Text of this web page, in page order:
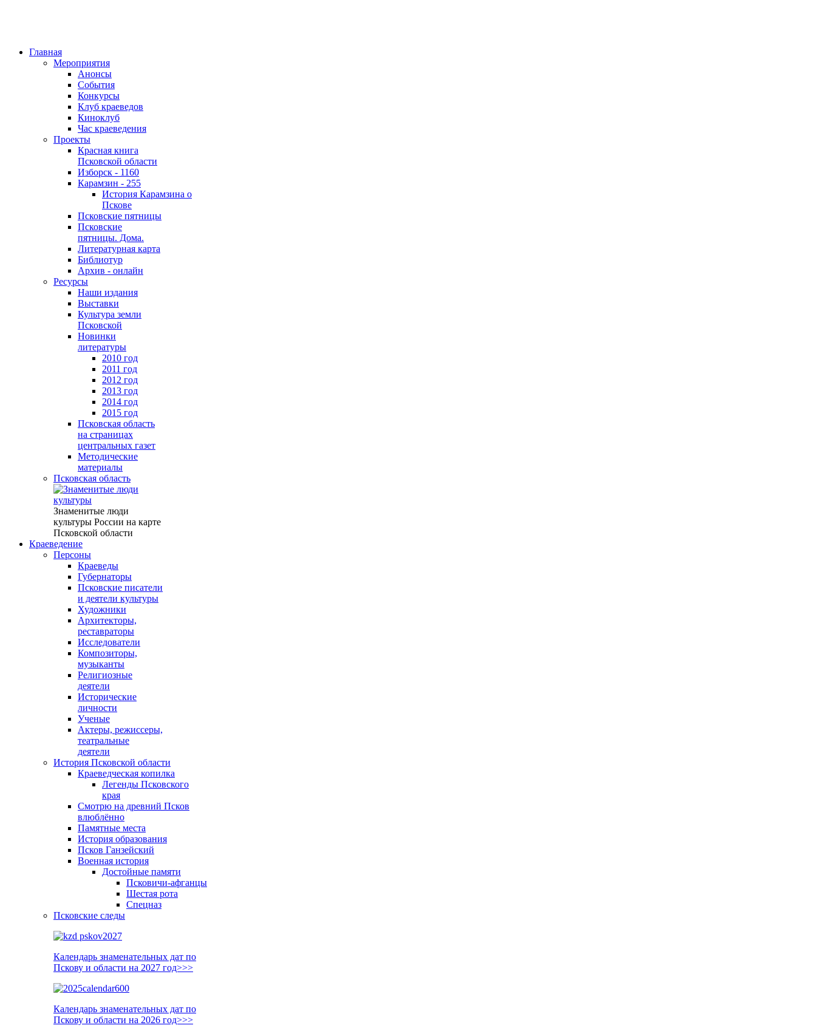
Главная
Мероприятия
Анонсы
События
Конкурсы
Клуб краеведов
Киноклуб
Час краеведения
Проекты
Красная книга
Псковской области
Изборск - 1160
Карамзин - 255
История Карамзина о
Пскове
Псковские пятницы
Псковские
пятницы. Дома.
Литературная карта
Библиотур
Архив - онлайн
Ресурсы
Наши издания
Выставки
Культура земли
Псковской
Новинки
литературы
2010 год
2011 год
2012 год
2013 год
2014 год
2015 год
Псковская область
на страницах
центральных газет
Методические
материалы
Псковская область
Знаменитые люди
культуры России на карте
Псковской области
Краеведение
Персоны
Краеведы
Губернаторы
Псковские писатели
и деятели культуры
Художники
Архитекторы,
реставраторы
Исследователи
Композиторы,
музыканты
Религиозные
деятели
Исторические
личности
Ученые
Актеры, режиссеры,
театральные
деятели
История Псковской области
Краеведческая копилка
Легенды Псковского
края
Смотрю на древний Псков
влюблённо
Памятные места
История образования
Псков Ганзейский
Военная история
Достойные памяти
Псковичи-афганцы
Шестая рота
Спецназ
Псковские следы
Календарь знаменательных дат по
Пскову и области на 2027 год>>>
Календарь знаменательных дат по
Пскову и области на 2026 год>>>